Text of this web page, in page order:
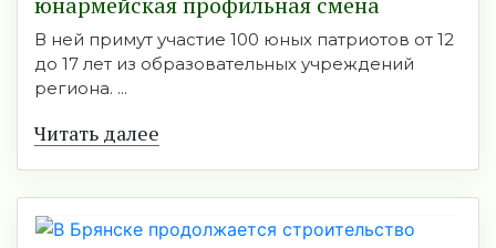
В ней примут участие 100 юных патриотов от 12
до 17 лет из образовательных учреждений
региона. ...
Читать далее